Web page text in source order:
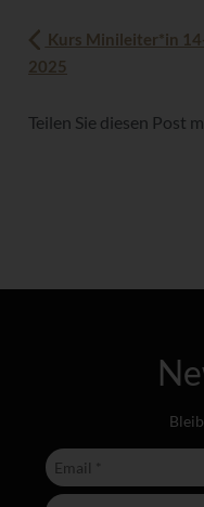
Kurs Minileiter*in
2025
Teilen Sie diesen Post